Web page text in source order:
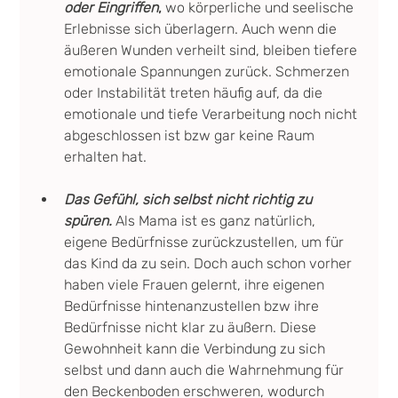
oder Eingriffen, wo körperliche und seelische
Erlebnisse sich überlagern. Auch wenn die
äußeren Wunden verheilt sind, bleiben tiefere
emotionale Spannungen zurück. Schmerzen
oder Instabilität treten häufig auf, da die
emotionale und tiefe Verarbeitung noch nicht
abgeschlossen ist bzw gar keine Raum
erhalten hat.
Das Gefühl, sich selbst nicht richtig zu
spüren. Als Mama ist es ganz natürlich,
eigene Bedürfnisse zurückzustellen, um für
das Kind da zu sein. Doch auch schon vorher
haben viele Frauen gelernt, ihre eigenen
Bedürfnisse hintenanzustellen bzw ihre
Bedürfnisse nicht klar zu äußern. Diese
Gewohnheit kann die Verbindung zu sich
selbst und dann auch die Wahrnehmung für
den Beckenboden erschweren, wodurch